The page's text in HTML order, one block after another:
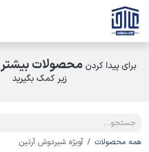
صرف نظر و مشاهده محتوا
برای پیدا کردن محصولات بیشتر
زیر کمک بگیرید
همه محصولات آویژه شیردوش آرتین